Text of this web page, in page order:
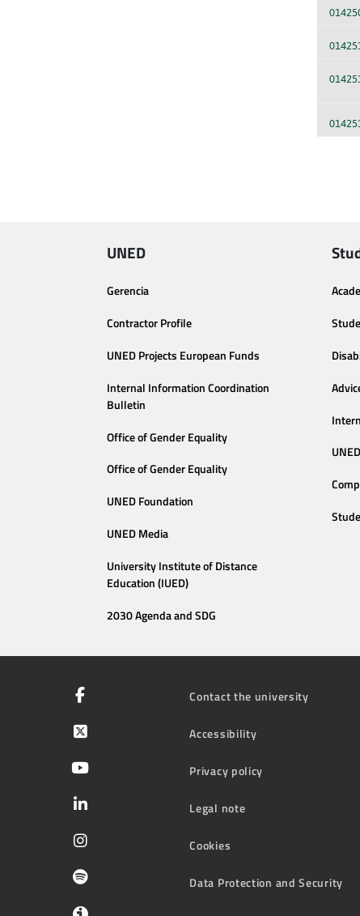
UNED
Gerencia
Contractor Profile
UNED Projects European Funds
Internal Information Coordination
Bulletin
Office of Gender Equality
Office of Gender Equality
UNED Foundation
UNED Media
University Institute of Distance
Education (IUED)
2030 Agenda and SDG
Contact the university
Accessibility
Privacy policy
Legal note
Cookies
Data Protection and Security